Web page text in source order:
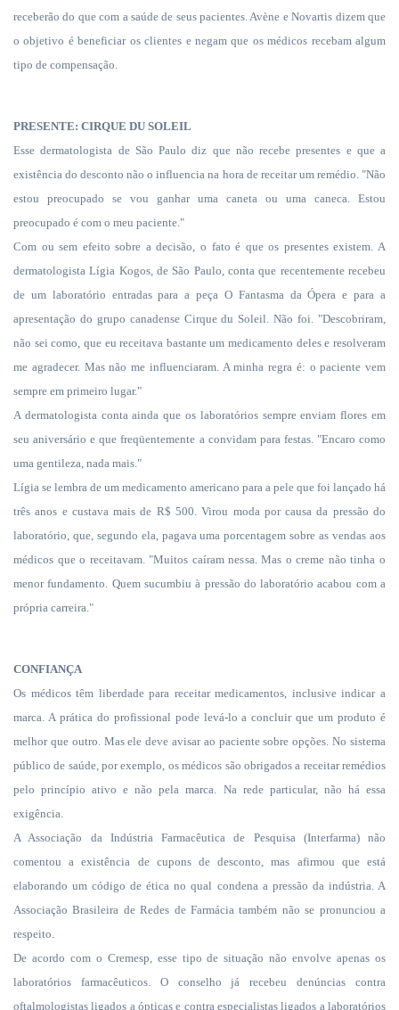
receberão do que com a saúde de seus pacientes. Avène e Novartis dizem que
o objetivo é beneficiar os clientes e negam que os médicos recebam algum
tipo de compensação.
PRESENTE: CIRQUE DU SOLEIL
Esse dermatologista de São Paulo diz que não recebe presentes e que a
existência do desconto não o influencia na hora de receitar um remédio. "Não
estou preocupado se vou ganhar uma caneta ou uma caneca. Estou
preocupado é com o meu paciente."
Com ou sem efeito sobre a decisão, o fato é que os presentes existem. A
dermatologista Lígia Kogos, de São Paulo, conta que recentemente recebeu
de um laboratório entradas para a peça O Fantasma da Ópera e para a
apresentação do grupo canadense Cirque du Soleil. Não foi. "Descobriram,
não sei como, que eu receitava bastante um medicamento deles e resolveram
me agradecer. Mas não me influenciaram. A minha regra é: o paciente vem
sempre em primeiro lugar."
A dermatologista conta ainda que os laboratórios sempre enviam flores em
seu aniversário e que freqüentemente a convidam para festas. "Encaro como
uma gentileza, nada mais."
Lígia se lembra de um medicamento americano para a pele que foi lançado há
três anos e custava mais de R$ 500. Virou moda por causa da pressão do
laboratório, que, segundo ela, pagava uma porcentagem sobre as vendas aos
médicos que o receitavam. "Muitos caíram nessa. Mas o creme não tinha o
menor fundamento. Quem sucumbiu à pressão do laboratório acabou com a
própria carreira."
CONFIANÇA
Os médicos têm liberdade para receitar medicamentos, inclusive indicar a
marca. A prática do profissional pode levá-lo a concluir que um produto é
melhor que outro. Mas ele deve avisar ao paciente sobre opções. No sistema
público de saúde, por exemplo, os médicos são obrigados a receitar remédios
pelo princípio ativo e não pela marca. Na rede particular, não há essa
exigência.
A Associação da Indústria Farmacêutica de Pesquisa (Interfarma) não
comentou a existência de cupons de desconto, mas afirmou que está
elaborando um código de ética no qual condena a pressão da indústria. A
Associação Brasileira de Redes de Farmácia também não se pronunciou a
respeito.
De acordo com o Cremesp, esse tipo de situação não envolve apenas os
laboratórios farmacêuticos. O conselho já recebeu denúncias contra
oftalmologistas ligados a ópticas e contra especialistas ligados a laboratórios